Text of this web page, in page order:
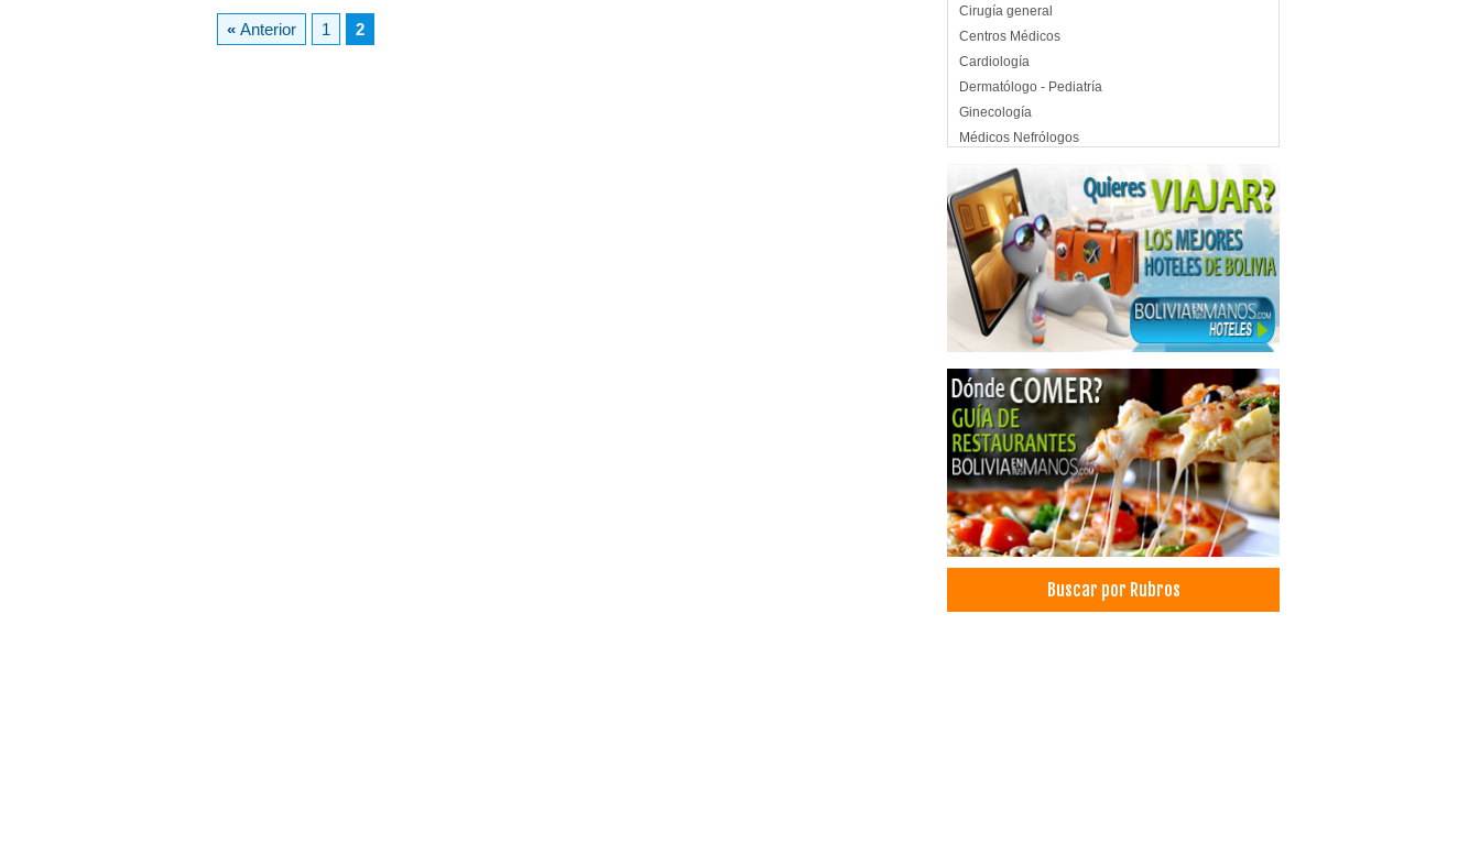
« Anterior 1 2
Cirugía general
Centros Médicos
Cardiología
Dermatólogo - Pediatría
Ginecología
Médicos Nefrólogos
Médicos Otorrinolaringólogos
Médicos Urólogos
Salud: Centros Médicos
Traumatología urología
Salud: Hospitales
Buscar por Rubros